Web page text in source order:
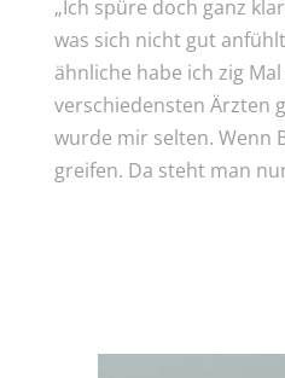
„Ich spüre doch ganz
was sich nicht gut
ähnliche habe ich zig
verschiedensten Ärzten
wurde mir selten. Wenn
greifen. Da steht man